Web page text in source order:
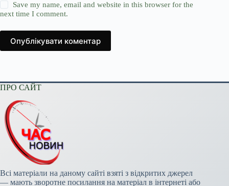
Save my name, email and website in this browser for the
next time I comment.
Опублікувати коментар
ПРО САЙТ
Всі матеріали на даному сайті взяті з відкритих джерел
— мають зворотне посилання на матеріал в інтернеті або